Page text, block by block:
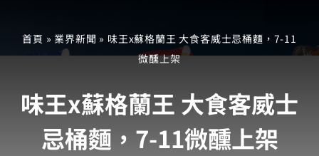
首頁 » 業界新聞 » 味王x蘇格蘭王 大食客威士忌桶麵，7-11
微醺上架
味王x蘇格蘭王 大食客威士
忌桶麵，7-11微醺上架